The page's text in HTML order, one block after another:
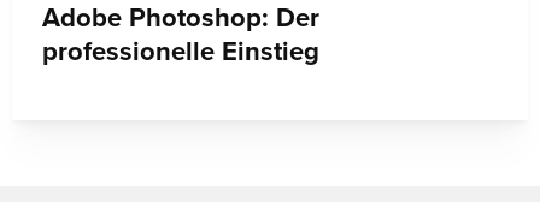
Adobe Photoshop: Der
professionelle Einstieg